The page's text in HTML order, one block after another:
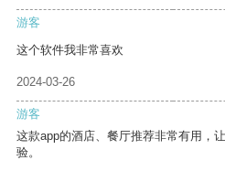
游客
这个软件我非常喜欢
2024-03-26
游客
这款app的酒店、餐厅推荐非常有用，
验。